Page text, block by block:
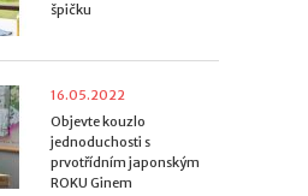
špičku
16.05.2022
Objevte kouzlo
jednoduchosti s
prvotřídním japonským
ROKU Ginem